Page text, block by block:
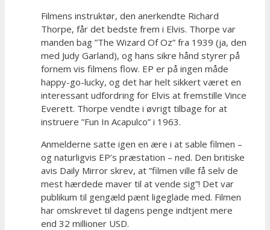
Filmens instruktør, den anerkendte Richard
Thorpe, får det bedste frem i Elvis. Thorpe var
manden bag ”The Wizard Of Oz” fra 1939 (ja, den
med Judy Garland), og hans sikre hånd styrer på
fornem vis filmens flow. EP er på ingen måde
happy-go-lucky, og det har helt sikkert været en
interessant udfordring for Elvis at fremstille Vince
Everett. Thorpe vendte i øvrigt tilbage for at
instruere ”Fun In Acapulco” i 1963.
Anmelderne satte igen en ære i at sable filmen –
og naturligvis EP’s præstation – ned. Den britiske
avis Daily Mirror skrev, at ”filmen ville få selv de
mest hærdede maver til at vende sig”! Det var
publikum til gengæld pænt ligeglade med. Filmen
har omskrevet til dagens penge indtjent mere
end 32 millioner USD.